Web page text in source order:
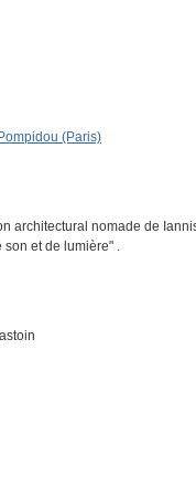
(Paris)
architectural nomade de
son et de lumière" .